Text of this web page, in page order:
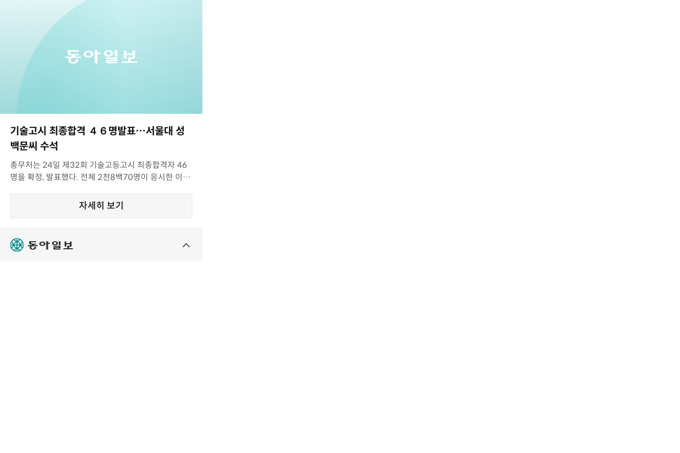
기술고시 최종합격 ４６명발표…서울대 성
백문씨 수석
총무처는 24일 제32회 기술고등고시 최종합격자 46
명을 확정, 발표했다. 전체 2천8백70명이 응시한 이번
자세히 보기